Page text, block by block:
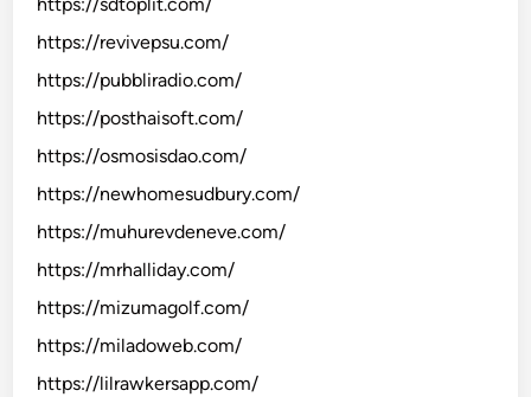
https://revivepsu.com/
https://pubbliradio.com/
https://posthaisoft.com/
https://osmosisdao.com/
https://newhomesudbury.com/
https://muhurevdeneve.com/
https://mrhalliday.com/
https://mizumagolf.com/
https://miladoweb.com/
https://lilrawkersapp.com/